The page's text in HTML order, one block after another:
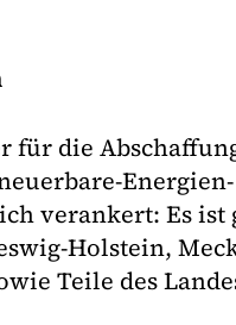
für die
Energien-
verankert: Es ist
Holstein,
Teile des